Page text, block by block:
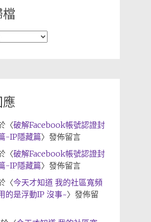
檔
應
〈破解Facebook帳號認證封
-IP隱藏篇〉發佈留言
〈破解Facebook帳號認證封
-IP隱藏篇〉發佈留言
〈今天才知道 我的社區寬頻
的是浮動IP 沒事~〉發佈留